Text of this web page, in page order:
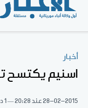
أخبار
اسنيم يكتسح
28-02-2015عند 20:28 1 دقيقة قراءة